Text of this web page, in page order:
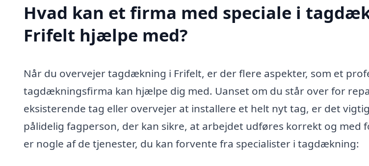
Hvad kan et firma med speciale i
Frifelt hjælpe med?
Når du overvejer tagdækning i Frifelt, er der flere aspekter, som et
tagdækningsfirma kan hjælpe dig med. Uanset om du står over for
eksisterende tag eller overvejer at installere et helt nyt tag, er det
pålidelig fagperson, der kan sikre, at arbejdet udføres korrekt og med
er nogle af de tjenester, du kan forvente fra specialister i tagdækning: